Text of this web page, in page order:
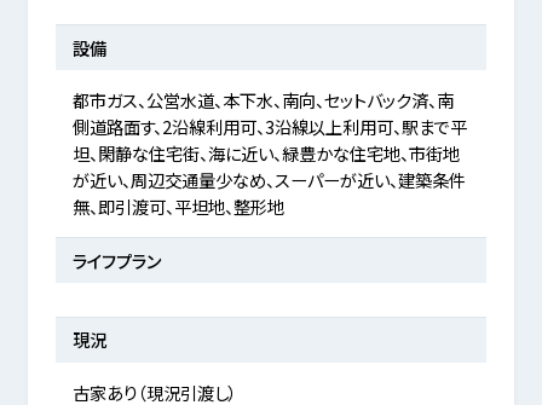
設備
都市ガス、公営水道、本下水、南向、セットバック済、南
側道路面す、2沿線利用可、3沿線以上利用可、駅まで平
坦、閑静な住宅街、海に近い、緑豊かな住宅地、市街地
が近い、周辺交通量少なめ、スーパーが近い、建築条件
無、即引渡可、平坦地、整形地
ライフプラン
現況
古家あり（現況引渡し）